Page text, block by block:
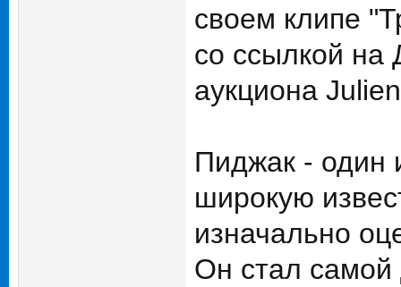
своем клипе
со ссылкой на
аукциона
Пиджак - один
широкую
изначально
Он стал самой